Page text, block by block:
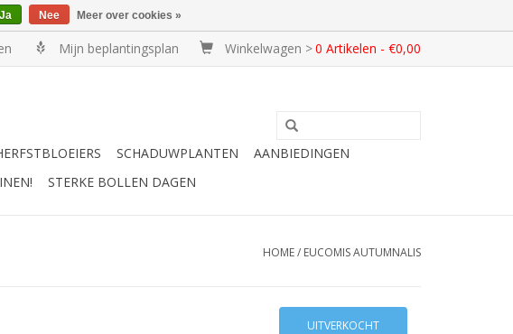
Mijn beplantingsplan Winkelwagen >0 Artikelen - €0,00
SCHADUWPLANTEN
AANBIEDINGEN
STERKE BOLLEN DAGEN
HOME/ EUCOMIS AUTUMNALIS
UITVERKOCHT
Ja Nee Meer over cookies »